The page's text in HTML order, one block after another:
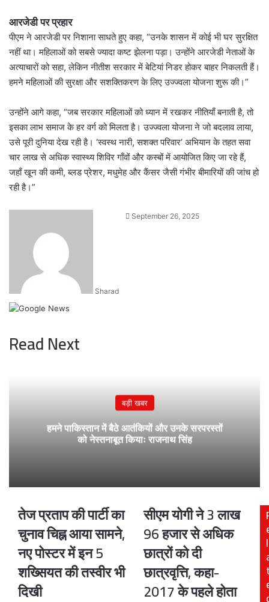
आरजेडी पर प्रहार
पीएम ने आरजेडी पर निशाना साधते हुए कहा, “उनके शासन में कोई भी घर सुरक्षित
नहीं था। महिलाओं को सबसे ज्यादा कष्ट झेलना पड़ा। उन्होंने आरजेडी नेताओं के
अत्याचारों को सहा, लेकिन नीतीश सरकार में बेटियां निडर होकर बाहर निकलती हैं।
हमने महिलाओं की सुरक्षा और सशक्तिकरण के लिए उज्ज्वला योजना शुरू की।”
उन्होंने आगे कहा, “जब सरकार महिलाओं को ध्यान में रखकर नीतियाँ बनाती है, तो
इसका लाभ समाज के हर वर्ग को मिलता है। उज्ज्वला योजना ने जो बदलाव लाया,
उसे पूरी दुनिया देख रही है। ‘स्वस्थ नारी, सशक्त परिवार’ अभियान के तहत सवा
चार लाख से अधिक स्वास्थ्य शिविर गाँवों और कस्बों में आयोजित किए जा रहे हैं,
जहाँ खून की कमी, ब्लड प्रेशर, मधुमेह और कैंसर जैसी गंभीर बीमारियों की जांच हो
रही है।”
Sharad
SendSeptember 26, 2025
Read Next
बड़ी खबर
हमने पाकिस्तान में बैठे आतंकियों और उनके सरपरस्तों
को नेस्तनाबूत कियाः राजनाथ सिंह
तेज
की
पार्टी
का
चुनाव
चिह्न
आया
तेज प्रताप की पार्टी का
चुनाव चिह्न आया सामने,
नए पोस्टर में इन 5
शख्सियत की तस्वीर भी
दिखी
सीएम
योगी
ने
3
लाख
96
हजार
से
सीएम योगी ने 3 लाख
96 हजार से अधिक
छात्रों को दी
छात्रवृत्ति, कहा-
2017 के पहले होता
l